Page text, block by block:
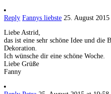
Reply Fannys liebste 25. August
Liebe Astrid,
das ist eine sehr schöne Idee und die
Dekoration.
Ich wünsche dir eine schöne Woche.
Liebe Grüße
Fanny